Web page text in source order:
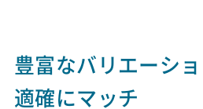
豊富なバリエーシ
適確にマッチ